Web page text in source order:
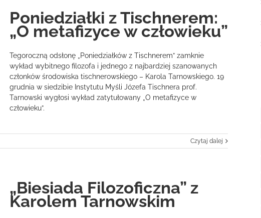
Poniedziałki z Tischnerem:
„O metafizyce w człowieku”
Tegoroczną odsłonę „Poniedziałków z Tischnerem” zamknie
wykład wybitnego filozofa i jednego z najbardziej szanowanych
członków środowiska tischnerowskiego – Karola Tarnowskiego. 19
grudnia w siedzibie Instytutu Myśli Józefa Tischnera prof.
Tarnowski wygłosi wykład zatytułowany „O metafizyce w
człowieku”.
Czytaj dalej
„Biesiada Filozoficzna” z
Karolem Tarnowskim